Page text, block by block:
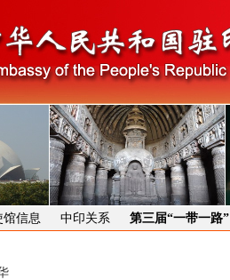
馆信息 中印关系 第三届“一带一路